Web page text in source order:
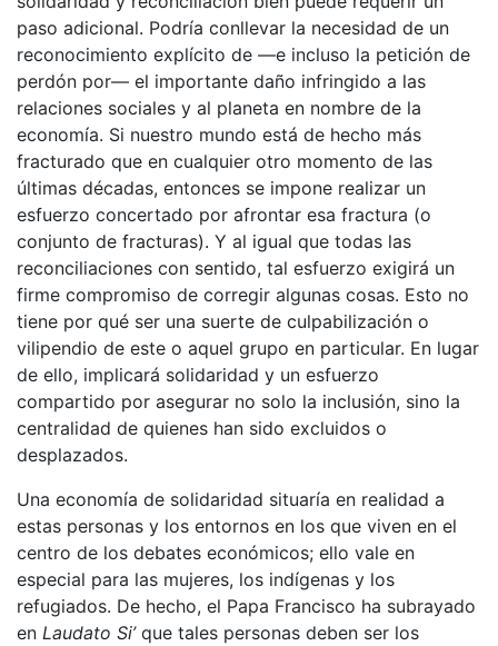
paso adicional. Podría conllevar la necesidad de un
reconocimiento explícito de —e incluso la petición de
perdón por— el importante daño infringido a las
relaciones sociales y al planeta en nombre de la
economía. Si nuestro mundo está de hecho más
fracturado que en cualquier otro momento de las
últimas décadas, entonces se impone realizar un
esfuerzo concertado por afrontar esa fractura (o
conjunto de fracturas). Y al igual que todas las
reconciliaciones con sentido, tal esfuerzo exigirá un
firme compromiso de corregir algunas cosas. Esto no
tiene por qué ser una suerte de culpabilización o
vilipendio de este o aquel grupo en particular. En lugar
de ello, implicará solidaridad y un esfuerzo
compartido por asegurar no solo la inclusión, sino la
centralidad de quienes han sido excluidos o
desplazados.
Una economía de solidaridad situaría en realidad a
estas personas y los entornos en los que viven en el
centro de los debates económicos; ello vale en
especial para las mujeres, los indígenas y los
refugiados. De hecho, el Papa Francisco ha subrayado
en Laudato Si’que tales personas deben ser los